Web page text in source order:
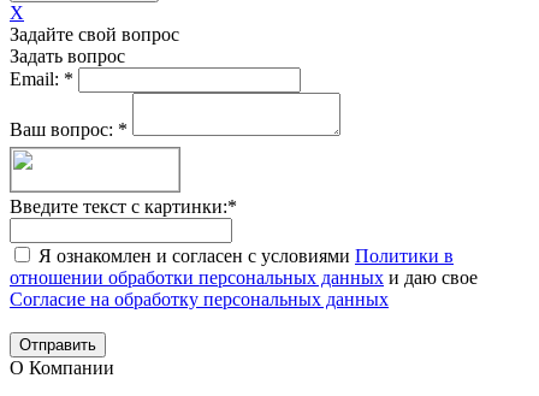
X
Задайте свой вопрос
Задать вопрос
Email: *
Ваш вопрос: *
Введите текст с картинки:*
Я ознакомлен и согласен с условиями Политики в
отношении обработки персональных данных и даю свое
Согласие на обработку персональных данных
Отправить
О Компании